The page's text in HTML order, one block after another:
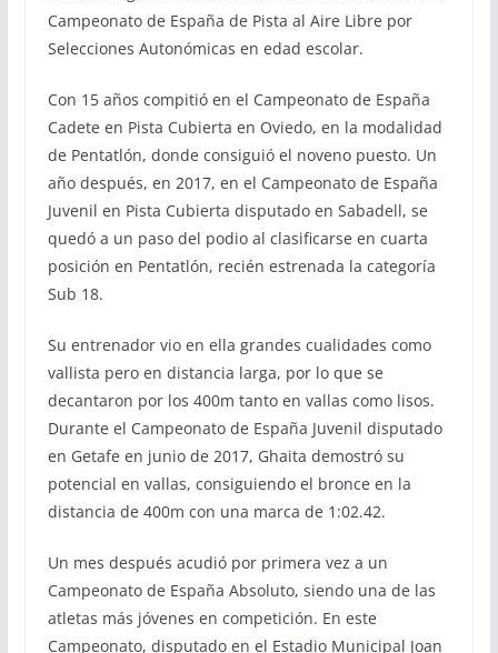
Campeonato de España de Pista al Aire Libre por
Selecciones Autonómicas en edad escolar.
Con 15 años compitió en el Campeonato de España
Cadete en Pista Cubierta en Oviedo, en la modalidad
de Pentatlón, donde consiguió el noveno puesto. Un
año después, en 2017, en el Campeonato de España
Juvenil en Pista Cubierta disputado en Sabadell, se
quedó a un paso del podio al clasificarse en cuarta
posición en Pentatlón, recién estrenada la categoría
Sub 18.
Su entrenador vio en ella grandes cualidades como
vallista pero en distancia larga, por lo que se
decantaron por los 400m tanto en vallas como lisos.
Durante el Campeonato de España Juvenil disputado
en Getafe en junio de 2017, Ghaita demostró su
potencial en vallas, consiguiendo el bronce en la
distancia de 400m con una marca de 1:02.42.
Un mes después acudió por primera vez a un
Campeonato de España Absoluto, siendo una de las
atletas más jóvenes en competición. En este
Campeonato, disputado en el Estadio Municipal Joan